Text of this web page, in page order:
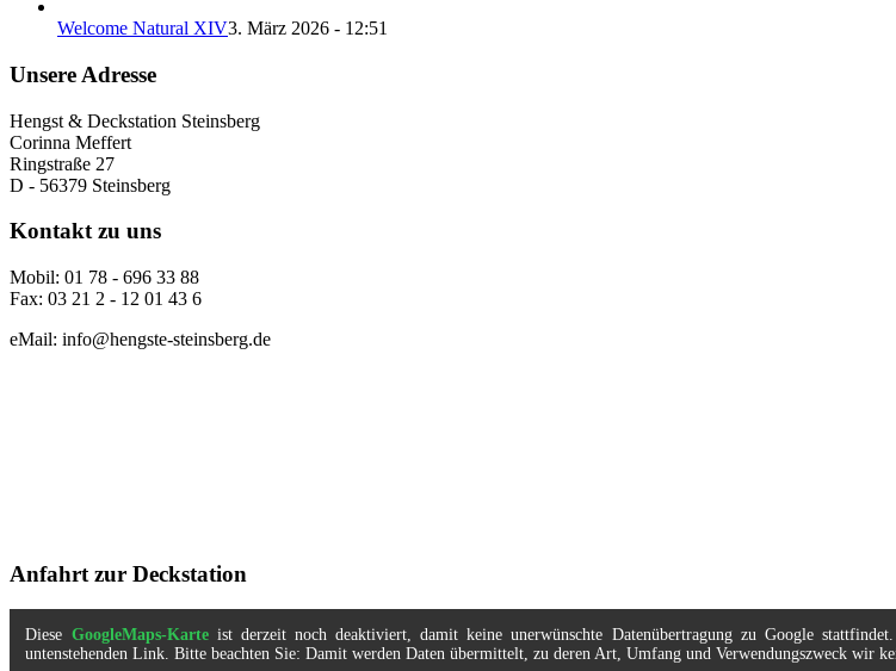
Welcome Natural XIV3. März 2026 - 12:51
Unsere Adresse
Hengst & Deckstation Steinsberg
Corinna Meffert
Ringstraße 27
D - 56379 Steinsberg
Kontakt zu uns
Mobil: 01 78 - 696 33 88
Fax: 03 21 2 - 12 01 43 6
eMail: info@hengste-steinsberg.de
Anfahrt zur Deckstation
Diese GoogleMaps-Karteist derzeit noch deaktiviert, damit keine unerwünschte Datenübertragung zu Google
untenstehenden Link. Bitte beachten Sie: Damit werden Daten übermittelt, zu deren Art, Umfang und Verwendungszweck wir